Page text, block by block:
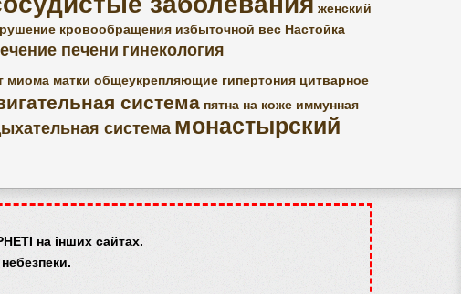
женский
кровообращения избыточной вес Настойка
печени гинекология
миома матки общеукрепляющие гипертония цитварное
система пятна на коже иммунная
система монастырский
на інших сайтах.